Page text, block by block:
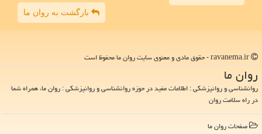
بازگشت به روان ما
روان ما
روانشناسی و روانپزشکی : اطلاعات مفید در حوزه روانشناسی و روانپزشکی : روان ما، همراه شما
در راه سلامت روان
صفحات روان ما